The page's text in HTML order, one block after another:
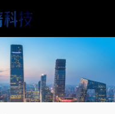
库加密